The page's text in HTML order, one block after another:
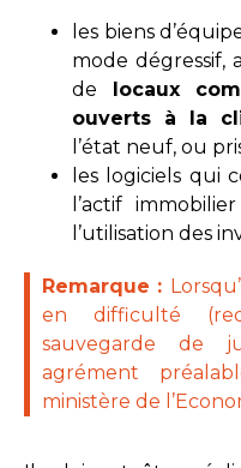
les biens
mode dégressif,
de locaux
ouverts à la
l’état neuf, ou
les logiciels qui
l’actif
l’utilisation des
Remarque :
en difficulté
sauvegarde de
agrément
ministère de